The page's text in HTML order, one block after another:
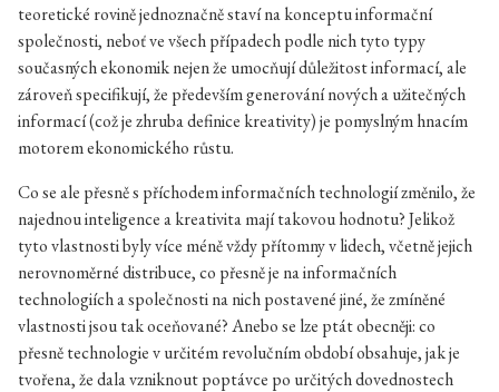
teoretické rovině jednoznačně staví na konceptu informační
společnosti, neboť ve všech případech podle nich tyto typy
současných ekonomik nejen že umocňují důležitost informací, ale
zároveň specifikují, že především generování nových a užitečných
informací (což je zhruba definice kreativity) je pomyslným hnacím
motorem ekonomického růstu.
Co se ale přesně s příchodem informačních technologií změnilo, že
najednou inteligence a kreativita mají takovou hodnotu? Jelikož
tyto vlastnosti byly více méně vždy přítomny v lidech, včetně jejich
nerovnoměrné distribuce, co přesně je na informačních
technologiích a společnosti na nich postavené jiné, že zmíněné
vlastnosti jsou tak oceňované? Anebo se lze ptát obecněji: co
přesně technologie v určitém revolučním období obsahuje, jak je
tvořena, že dala vzniknout poptávce po určitých dovednostech